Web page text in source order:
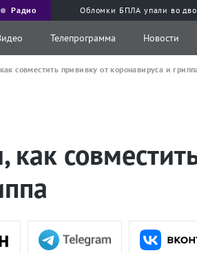
Радио Обломки БПЛА упали во
Телепрограмма Новости
совместить прививку от коронавируса и